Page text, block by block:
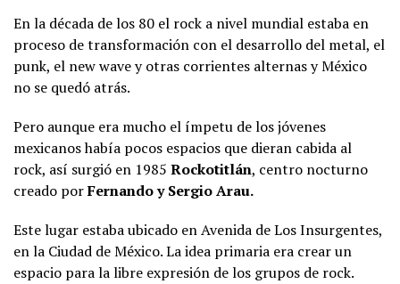
En la década de los 80 el rock a nivel mundial estaba en
proceso de transformación con el desarrollo del metal, el
punk, el new wave y otras corrientes alternas y México
no se quedó atrás.
Pero aunque era mucho el ímpetu de los jóvenes
mexicanos había pocos espacios que dieran cabida al
rock, así surgió en 1985 Rockotitlán, centro nocturno
creado porFernando y Sergio Arau.
Este lugar estaba ubicado en Avenida de Los Insurgentes,
en la Ciudad de México. La idea primaria era crear un
espacio para la libre expresión de los grupos de rock.